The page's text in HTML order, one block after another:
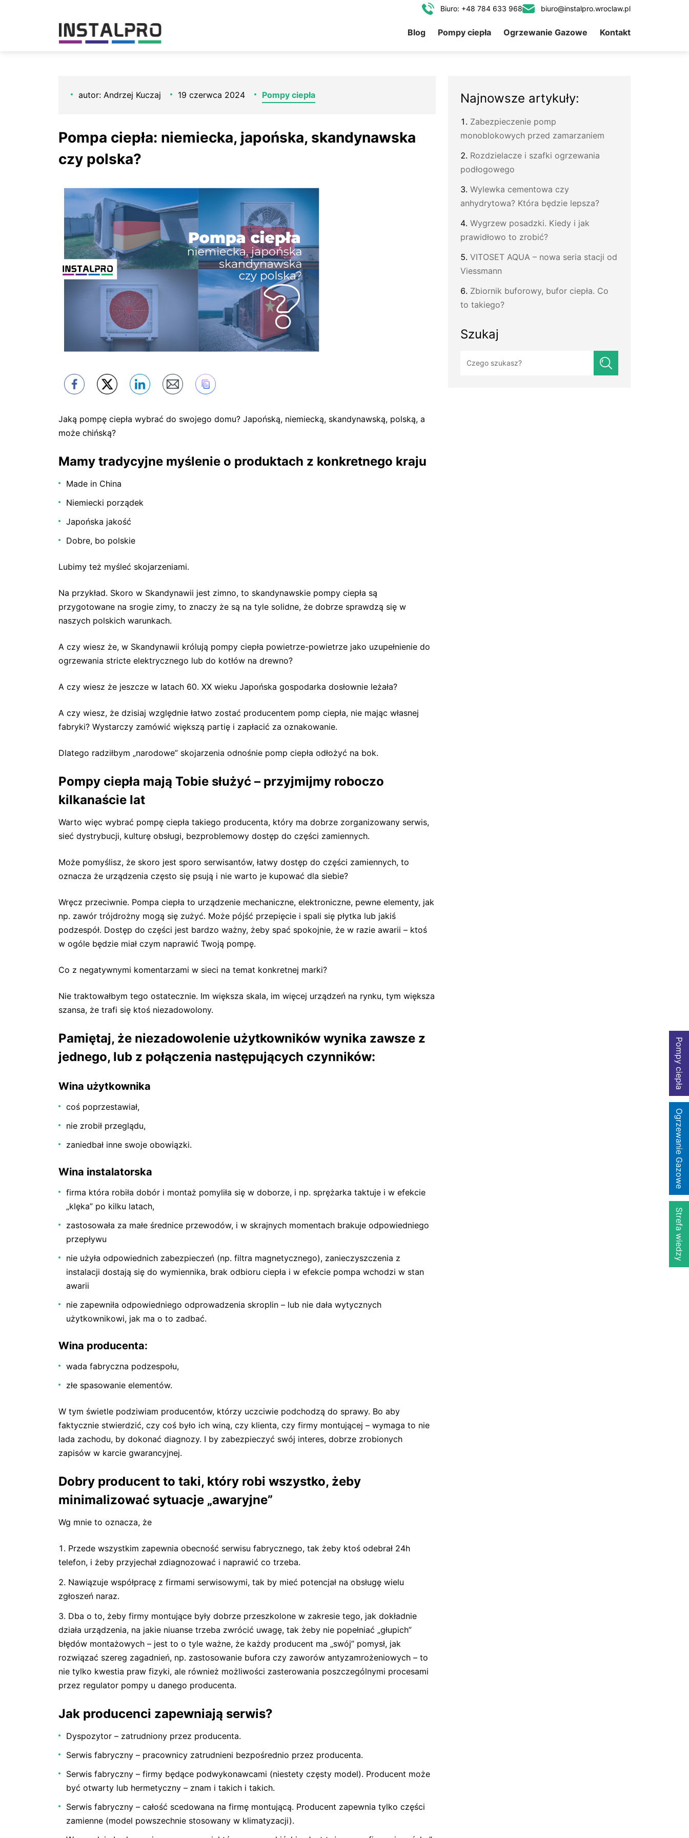
Pompy ciepła
Ogrzewanie Gazowe
Strefa wiedzy
Biuro: +48 784 633 968 biuro@instalpro.wroclaw.pl
Blog Pompy ciepła Ogrzewanie Gazowe Kontakt
autor: Andrzej Kuczaj 19 czerwca 2024 Pompy ciepła
Pompa ciepła: niemiecka, japońska, skandynawska
czy polska?
Jaką pompę ciepła wybrać do swojego domu? Japońską, niemiecką, skandynawską, polską, a
może chińską?
Mamy tradycyjne myślenie o produktach z konkretnego kraju
Made in China
Niemiecki porządek
Japońska jakość
Dobre, bo polskie
Lubimy też myśleć skojarzeniami.
Na przykład. Skoro w Skandynawii jest zimno, to skandynawskie pompy ciepła są
przygotowane na srogie zimy, to znaczy że są na tyle solidne, że dobrze sprawdzą się w
naszych polskich warunkach.
A czy wiesz że, w Skandynawii królują pompy ciepła powietrze-powietrze jako uzupełnienie do
ogrzewania stricte elektrycznego lub do kotłów na drewno?
A czy wiesz że jeszcze w latach 60. XX wieku Japońska gospodarka dosłownie leżała?
A czy wiesz, że dzisiaj względnie łatwo zostać producentem pomp ciepła, nie mając własnej
fabryki? Wystarczy zamówić większą partię i zapłacić za oznakowanie.
Dlatego radziłbym „narodowe” skojarzenia odnośnie pomp ciepła odłożyć na bok.
Pompy ciepła mają Tobie służyć – przyjmijmy roboczo
kilkanaście lat
Warto więc wybrać pompę ciepła takiego producenta, który ma dobrze zorganizowany serwis,
sieć dystrybucji, kulturę obsługi, bezproblemowy dostęp do części zamiennych.
Może pomyślisz, że skoro jest sporo serwisantów, łatwy dostęp do części zamiennych, to
oznacza że urządzenia często się psują i nie warto je kupować dla siebie?
Wręcz przeciwnie. Pompa ciepła to urządzenie mechaniczne, elektroniczne, pewne elementy, jak
np. zawór trójdrożny mogą się zużyć. Może pójść przepięcie i spali się płytka lub jakiś
podzespół. Dostęp do części jest bardzo ważny, żeby spać spokojnie, że w razie awarii – ktoś
w ogóle będzie miał czym naprawić Twoją pompę.
Co z negatywnymi komentarzami w sieci na temat konkretnej marki?
Nie traktowałbym tego ostatecznie. Im większa skala, im więcej urządzeń na rynku, tym większa
szansa, że trafi się ktoś niezadowolony.
Pamiętaj, że niezadowolenie użytkowników wynika zawsze z
jednego, lub z połączenia następujących czynników:
Wina użytkownika
coś poprzestawiał,
nie zrobił przeglądu,
zaniedbał inne swoje obowiązki.
Wina instalatorska
firma która robiła dobór i montaż pomyliła się w doborze, i np. sprężarka taktuje i w efekcie
„klęka” po kilku latach,
zastosowała za małe średnice przewodów, i w skrajnych momentach brakuje odpowiedniego
przepływu
nie użyła odpowiednich zabezpieczeń (np. filtra magnetycznego), zanieczyszczenia z
instalacji dostają się do wymiennika, brak odbioru ciepła i w efekcie pompa wchodzi w stan
awarii
nie zapewniła odpowiedniego odprowadzenia skroplin – lub nie dała wytycznych
użytkownikowi, jak ma o to zadbać.
Wina producenta:
wada fabryczna podzespołu,
złe spasowanie elementów.
W tym świetle podziwiam producentów, którzy uczciwie podchodzą do sprawy. Bo aby
faktycznie stwierdzić, czy coś było ich winą, czy klienta, czy firmy montującej – wymaga to nie
lada zachodu, by dokonać diagnozy. I by zabezpieczyć swój interes, dobrze zrobionych
zapisów w karcie gwarancyjnej.
Dobry producent to taki, który robi wszystko, żeby
minimalizować sytuacje „awaryjne”
Wg mnie to oznacza, że
Przede wszystkim zapewnia obecność serwisu fabrycznego, tak żeby ktoś odebrał 24h
telefon, i żeby przyjechał zdiagnozować i naprawić co trzeba.
Nawiązuje współpracę z firmami serwisowymi, tak by mieć potencjał na obsługę wielu
zgłoszeń naraz.
Dba o to, żeby firmy montujące były dobrze przeszkolone w zakresie tego, jak dokładnie
działa urządzenia, na jakie niuanse trzeba zwrócić uwagę, tak żeby nie popełniać „głupich”
błędów montażowych – jest to o tyle ważne, że każdy producent ma „swój” pomysł, jak
rozwiązać szereg zagadnień, np. zastosowanie bufora czy zaworów antyzamrożeniowych – to
nie tylko kwestia praw fizyki, ale również możliwości zasterowania poszczególnymi procesami
przez regulator pompy u danego producenta.
Jak producenci zapewniają serwis?
Dyspozytor – zatrudniony przez producenta.
Serwis fabryczny – pracownicy zatrudnieni bezpośrednio przez producenta.
Serwis fabryczny – firmy będące podwykonawcami (niestety częsty model). Producent może
być otwarty lub hermetyczny – znam i takich i takich.
Serwis fabryczny – całość scedowana na firmę montującą. Producent zapewnia tylko części
zamienne (model powszechnie stosowany w klimatyzacji).
Najnowsze artykuły:
Zabezpieczenie pomp
monoblokowych przed zamarzaniem
Rozdzielacze i szafki ogrzewania
podłogowego
Wylewka cementowa czy
anhydrytowa? Która będzie lepsza?
Wygrzew posadzki. Kiedy i jak
prawidłowo to zrobić?
VITOSET AQUA – nowa seria stacji od
Viessmann
Zbiornik buforowy, bufor ciepła. Co
to takiego?
Szukaj